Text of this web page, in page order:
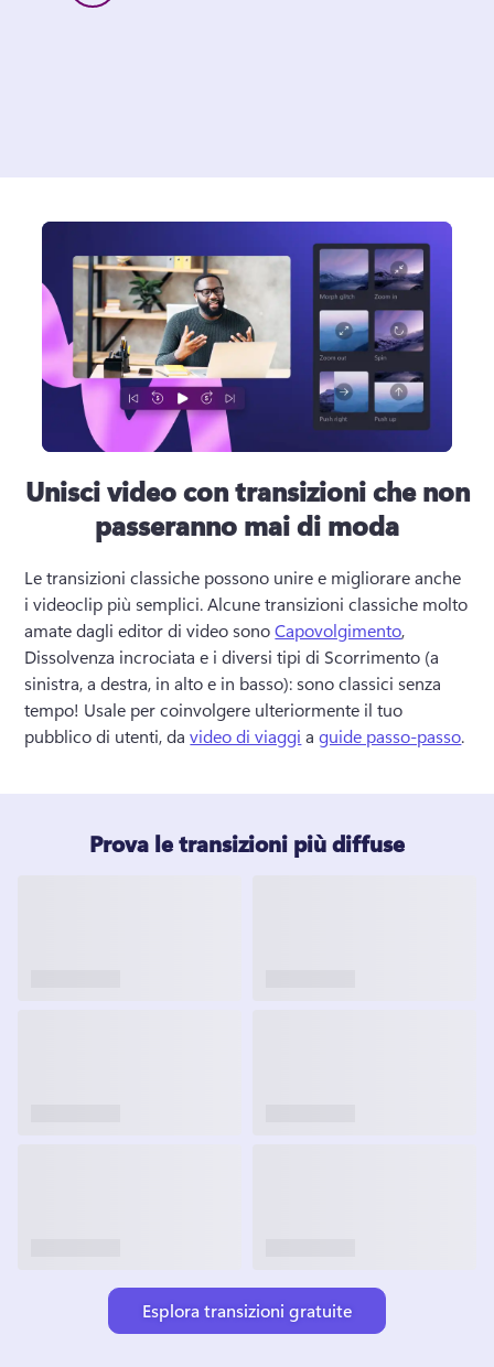
Unisci video con transizioni che non
passeranno mai di moda
Le transizioni classiche possono unire e migliorare anche
i videoclip più semplici. Alcune transizioni classiche molto
amate dagli editor di video sono Capovolgimento,
Dissolvenza incrociata e i diversi tipi di Scorrimento (a
sinistra, a destra, in alto e in basso): sono classici senza
tempo! Usale per coinvolgere ulteriormente il tuo
pubblico di utenti, da video di viaggi a guide passo-passo.
Prova le transizioni più diffuse
Esplora transizioni gratuite